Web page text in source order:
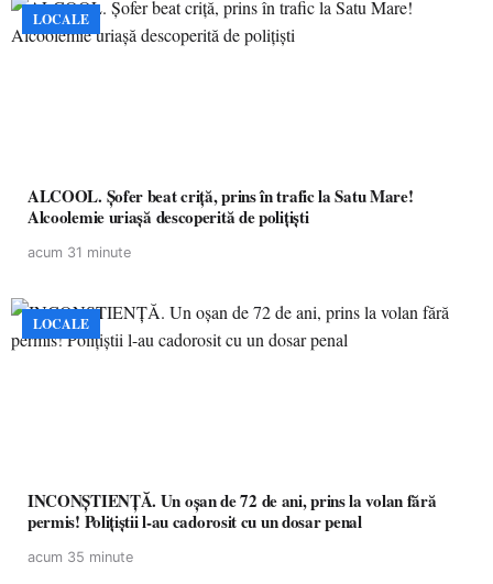
LOCALE
ALCOOL. Șofer beat criță, prins în trafic la Satu Mare!
Alcoolemie uriașă descoperită de polițiști
acum 31 minute
LOCALE
INCONȘTIENȚĂ. Un oșan de 72 de ani, prins la volan fără
permis! Polițiștii l-au cadorosit cu un dosar penal
acum 35 minute